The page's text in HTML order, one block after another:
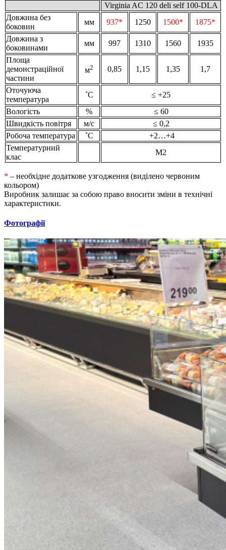
Virginia AC 120 deli self 100-DLA
Довжина без
боковин
мм 937* 1250 1500*
1875*
Довжина з
боковинами
мм 997 1310 1560
1935
Площа
демонстраційної
частини
м2 0,85 1,15 1,35 1,7
Оточуюча
температура
˚С
≤ +25
Вологість
%
≤ 60
Швидкість повітря
м/с
≤ 0,2
Робоча температура
˚С
+2…+4
Температурний
клас
M2
* – необхідне додаткове узгодження (виділено червоним
кольором)
Виробник залишає за собою право вносити зміни в технічні
характеристики.
Фотографії